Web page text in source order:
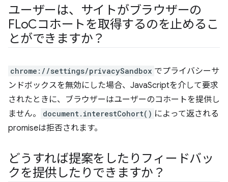
ユーザーは、サイトがブラウザーの
FLoCコホートを取得するのを止めるこ
とができますか？
chrome://settings/privacySandbox でプライバシーサ
ンドボックスを無効にした場合、JavaScriptを介して要求
されたときに、ブラウザーはユーザーのコホートを提供し
ません。
document.interestCohort() によって返される
promiseは拒否されます。
どうすれば提案をしたりフィードバッ
クを提供したりできますか？